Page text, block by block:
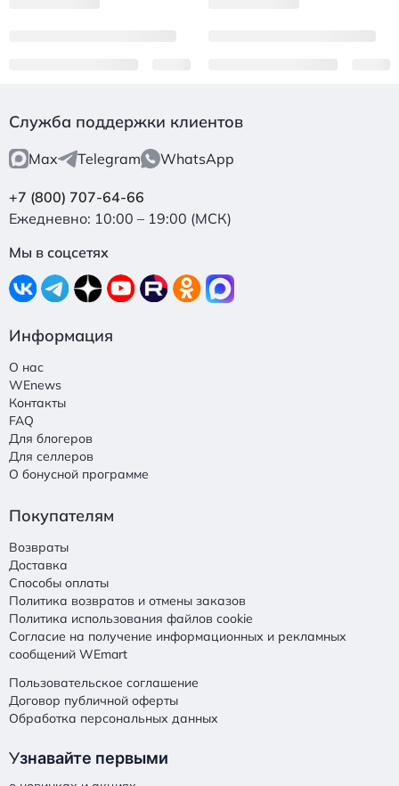
Служба поддержки клиентов
Max Telegram WhatsApp
+7 (800) 707-64-66
Ежедневно: 10:00 – 19:00 (МСК)
Мы в соцсетях
Информация
О нас
WEnews
Контакты
FAQ
Для блогеров
Для селлеров
О бонусной программе
Покупателям
Возвраты
Доставка
Способы оплаты
Политика возвратов и отмены заказов
Политика использования файлов cookie
Согласие на получение информационных и рекламных
сообщений WEmart
Пользовательское соглашение
Договор публичной оферты
Обработка персональных данных
Узнавайте первыми